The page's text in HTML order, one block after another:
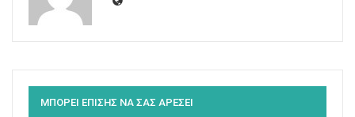
ΜΠΟΡΕΙ ΕΠΙΣΗΣ ΝΑ ΣΑΣ ΑΡΕΣΕΙ